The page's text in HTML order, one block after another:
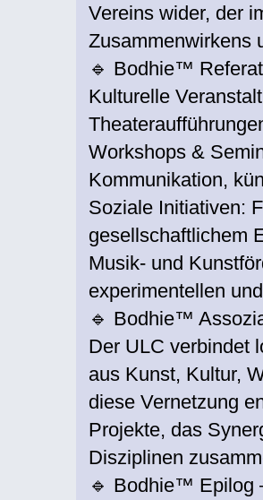
Vereins wider, der
Zusammenwirkens
🔹 Bodhie™
Kulturelle
Workshops &
Kommunikation,
Soziale Initiativen:
gesellschaftlichem
Musik- und
experimentellen
🔹 Bodhie™
Der ULC verbindet
aus Kunst, Kultur,
diese Vernetzung
Projekte, das
Disziplinen
🔹 Bodhie™ Epilog